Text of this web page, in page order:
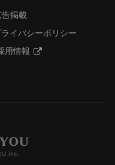
告掲載
ライバシーポリシー
用情報
inc.